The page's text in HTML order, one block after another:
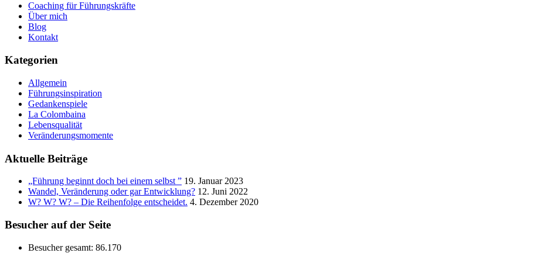
Coaching für Führungskräfte
Über mich
Blog
Kontakt
Kategorien
Allgemein
Führungsinspiration
Gedankenspiele
La Colombaina
Lebensqualität
Veränderungsmomente
Aktuelle Beiträge
„Führung beginnt doch bei einem selbst ” 19. Januar 2023
Wandel, Veränderung oder gar Entwicklung? 12. Juni 2022
W? W? W? – Die Reihenfolge entscheidet. 4. Dezember 2020
Besucher auf der Seite
Besucher gesamt: 86.170